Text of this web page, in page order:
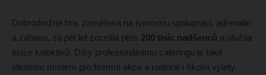
Dobrodružná hra, zaměřená na týmovou spolupráci, adrenalin
a zábavu, za pět let zocelila přes 200 tisíc nadšenců a utužila
tisíce kolektivů. Díky profesionálnímu cateringu je také
ideálním místem pro firemní akce a rodinné i školní výlety.